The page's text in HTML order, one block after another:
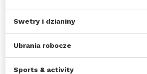
Swetry i dzianiny
Ubrania robocze
Sports & activity